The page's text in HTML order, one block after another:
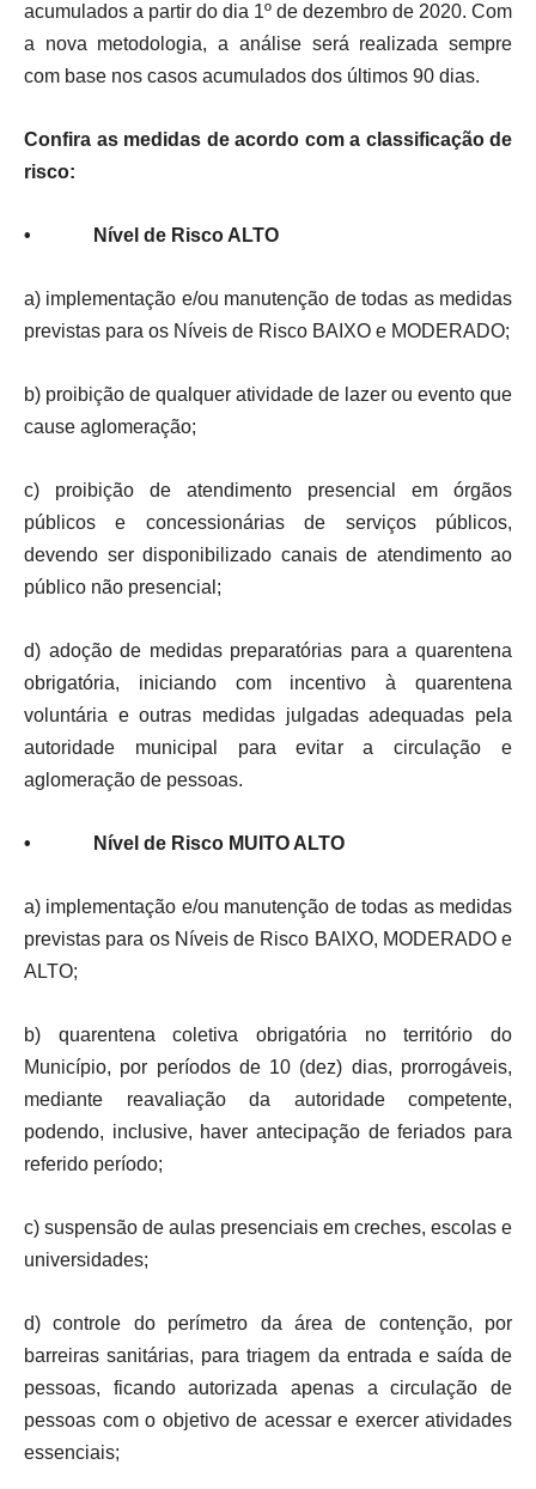
acumulados a partir do dia 1º de dezembro de 2020. Com
a nova metodologia, a análise será realizada sempre
com base nos casos acumulados dos últimos 90 dias.
Confira as medidas de acordo com a classificação de
risco:
• Nível de Risco ALTO
a) implementação e/ou manutenção de todas as medidas
previstas para os Níveis de Risco BAIXO e MODERADO;
b) proibição de qualquer atividade de lazer ou evento que
cause aglomeração;
c) proibição de atendimento presencial em órgãos
públicos e concessionárias de serviços públicos,
devendo ser disponibilizado canais de atendimento ao
público não presencial;
d) adoção de medidas preparatórias para a quarentena
obrigatória, iniciando com incentivo à quarentena
voluntária e outras medidas julgadas adequadas pela
autoridade municipal para evitar a circulação e
aglomeração de pessoas.
• Nível de Risco MUITO ALTO
a) implementação e/ou manutenção de todas as medidas
previstas para os Níveis de Risco BAIXO, MODERADO e
ALTO;
b) quarentena coletiva obrigatória no território do
Município, por períodos de 10 (dez) dias, prorrogáveis,
mediante reavaliação da autoridade competente,
podendo, inclusive, haver antecipação de feriados para
referido período;
c) suspensão de aulas presenciais em creches, escolas e
universidades;
d) controle do perímetro da área de contenção, por
barreiras sanitárias, para triagem da entrada e saída de
pessoas, ficando autorizada apenas a circulação de
pessoas com o objetivo de acessar e exercer atividades
essenciais;